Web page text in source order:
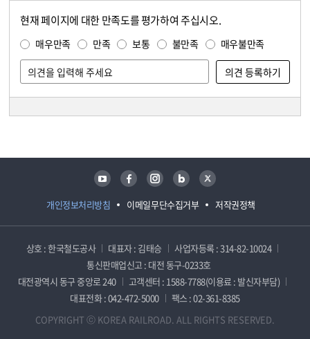
현재 페이지에 대한 만족도를 평가하여 주십시오.
매우만족 만족 보통 불만족 매우불만족
개인정보처리방침 이메일무단수집거부 저작권정책
유튜브 페이스북 인스타그램 블로그 트위터
상호 : 한국철도공사 대표자 : 김태승
사업자등록 : 314-82-10024
통신판매업신고 : 대전 동구-0233호
대전광역시 동구 중앙로 240
고객센터 : 1588-7788(이용료 : 발신자부담)
대표전화 : 042-472-5000
팩스 : 02-361-8385
COPYRIGHT ⓒ KOREA RAILROAD. ALL RIGHTS RESERVED.